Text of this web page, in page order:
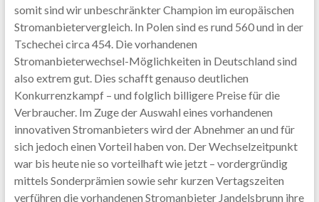
somit sind wir unbeschränkter Champion im europäischen
Stromanbietervergleich. In Polen sind es rund 560 und in der
Tschechei circa 454. Die vorhandenen
Stromanbieterwechsel-Möglichkeiten in Deutschland sind
also extrem gut. Dies schafft genauso deutlichen
Konkurrenzkampf – und folglich billigere Preise für die
Verbraucher. Im Zuge der Auswahl eines vorhandenen
innovativen Stromanbieters wird der Abnehmer an und für
sich jedoch einen Vorteil haben von. Der Wechselzeitpunkt
war bis heute nie so vorteilhaft wie jetzt – vordergründig
mittels Sonderprämien sowie sehr kurzen Vertagszeiten
verführen die vorhandenen Stromanbieter Jandelsbrunn ihre